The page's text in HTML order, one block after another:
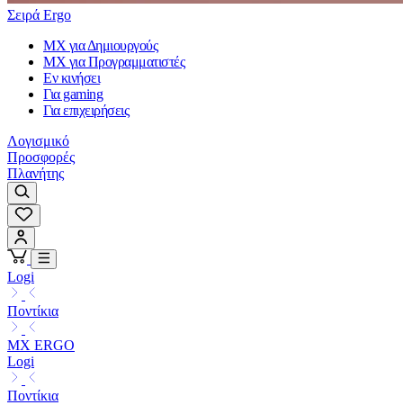
Σειρά Ergo
MX για Δημιουργούς
MX για Προγραμματιστές
Εν κινήσει
Για gaming
Για επιχειρήσεις
Λογισμικό
Προσφορές
Πλανήτης
Logi
Ποντίκια
MX ERGO
Logi
Ποντίκια